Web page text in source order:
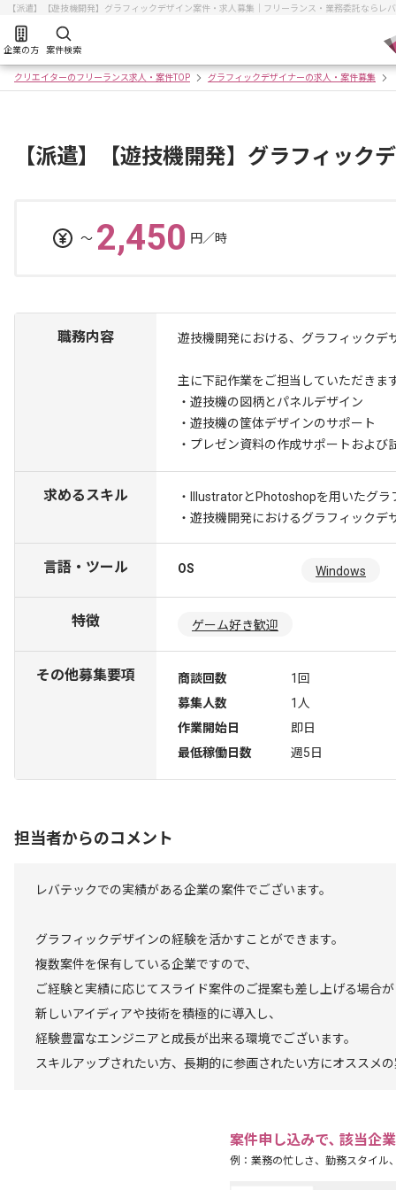
【派遣】【遊技機開発】グラフィックデザイン案件・求人募集｜フリーランス・業務委託ならレ
企業の方 案件検索
クリエイターのフリーランス求人・案件TOP グラフィックデザイナーの求人・案件募集
【派遣】【遊技機開発】グラフィック
〜 2,450 円／時
職務内容 遊技機開発における、グラフィックデ
主に下記作業をご担当していただきま
・遊技機の図柄とパネルデザイン
・遊技機の筐体デザインのサポート
・プレゼン資料の作成サポートおよび
求めるスキル
・IllustratorとPhotoshopを用いたグ
・遊技機開発におけるグラフィックデ
言語・ツール OS Windows
特徴 ゲーム好き歓迎
その他募集要項 商談回数
1回
募集人数
1人
作業開始日
即日
最低稼働日数
週5日
担当者からのコメント
レバテックでの実績がある企業の案件でございます。
グラフィックデザインの経験を活かすことができます。
複数案件を保有している企業ですので、
ご経験と実績に応じてスライド案件のご提案も差し上げる場合
新しいアイディアや技術を積極的に導入し、
経験豊富なエンジニアと成長が出来る環境でございます。
スキルアップされたい方、長期的に参画されたい方にオススメ
案件申し込みで､ 該当企
例：業務の忙しさ、勤務スタイル